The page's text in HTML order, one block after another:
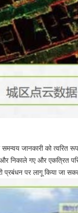
जानकारी को त्वरित
गए और एकत्रित
प्रबंधन पर लागू किया जा